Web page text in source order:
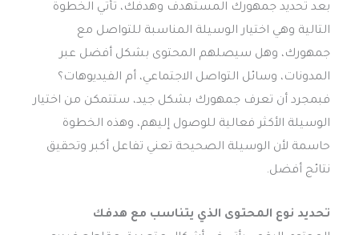
بعد تحديد جمهورك المستهدف وهدفك، تأتي الخطوة
التالية وهي اختيار الوسيلة المناسبة للتواصل مع
جمهورك، وهل سيصلهم المحتوى بشكل أفضل عبر
المدونات، وسائل التواصل الاجتماعي، أم الفيديوهات؟
فبمجرد أن تعرف جمهورك بشكل جيد، ستتمكن من اختيار
الوسيلة الأكثر فعالية للوصول إليهم، وهذه الخطوة
حاسمة لأن الوسيلة الصحيحة تعني تفاعل أكبر وتحقيق
نتائج أفضل.
تحديد نوع المحتوى الذي يتناسب مع هدفك